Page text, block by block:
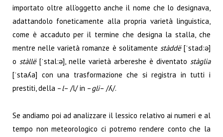
importato oltre all’oggetto anche il nome che lo designava,
adattandolo foneticamente alla propria varietà linguistica,
come è accaduto per il termine che designa la stalla, che
mentre nelle varietà romanze è solitamente stàddë[ˈstad:ə]
o stàllë[ˈstal:ə], nelle varietà arbereshe è diventato stàglia
[ˈstaʎa] con una trasformazione che si registra in tutti i
prestiti, della –l– /l/ in –gli– /ʎ/.
Se andiamo poi ad analizzare il lessico relativo ai numeri e al
tempo non meteorologico ci potremo rendere conto che la